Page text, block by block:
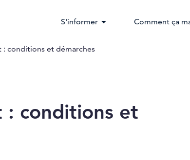
S'informer arrow_drop_down Comment ça
: conditions et démarches
: conditions et